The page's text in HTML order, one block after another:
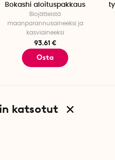
Bokashi aloituspakkaus
Biojätteistä
maanparannusaineeksi ja
kasviaineeksi
93.61 €
Osta
katsotut